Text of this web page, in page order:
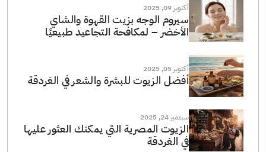
أكتوبر 09, 2025
سيروم الوجه بزيت القهوة والشاي
الأخضر – لمكافحة التجاعيد طبيعيًا
أكتوبر 05, 2025
أفضل الزيوت للبشرة والشعر في الغردقة
سبتمبر 24, 2025
الزيوت المصرية التي يمكنك العثور عليها
في الغردقة